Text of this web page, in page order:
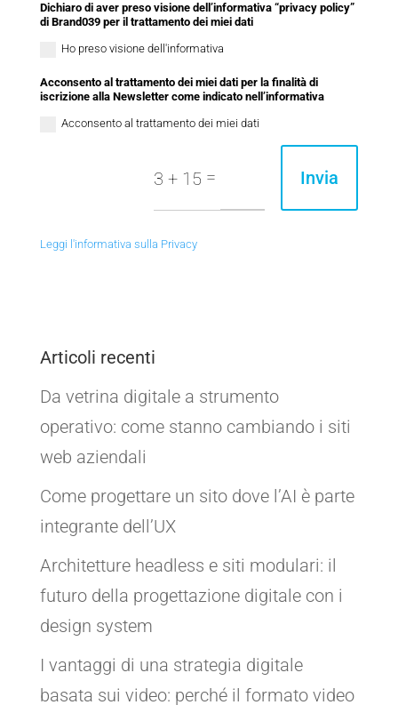
Dichiaro di aver preso visione dell’informativa “privacy policy”
di Brand039 per il trattamento dei miei dati
Ho preso visione dell'informativa
Acconsento al trattamento dei miei dati per la finalità di
iscrizione alla Newsletter come indicato nell’informativa
Acconsento al trattamento dei miei dati
3 + 15 = Invia
Leggi l'informativa sulla Privacy
Articoli recenti
Da vetrina digitale a strumento
operativo: come stanno cambiando i siti
web aziendali
Come progettare un sito dove l’AI è parte
integrante dell’UX
Architetture headless e siti modulari: il
futuro della progettazione digitale con i
design system
I vantaggi di una strategia digitale
basata sui video: perché il formato video